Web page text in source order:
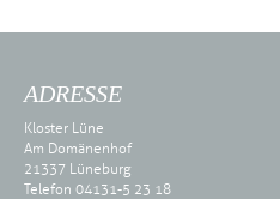
ADRESSE
Kloster Lüne
Am Domänenhof
21337 Lüneburg
Telefon 04131-5 23 18